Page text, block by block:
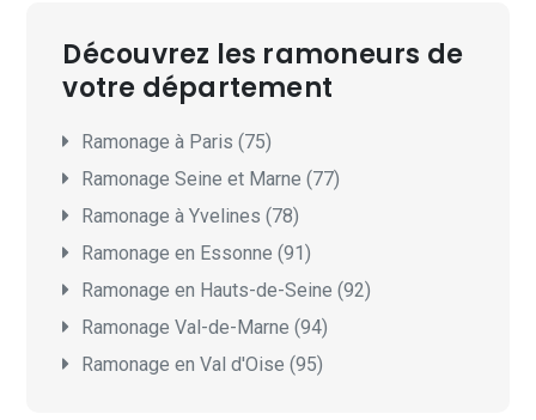
Découvrez les ramoneurs de
votre département
Ramonage à Paris (75)
Ramonage Seine et Marne (77)
Ramonage à Yvelines (78)
Ramonage en Essonne (91)
Ramonage en Hauts-de-Seine (92)
Ramonage Val-de-Marne (94)
Ramonage en Val d'Oise (95)